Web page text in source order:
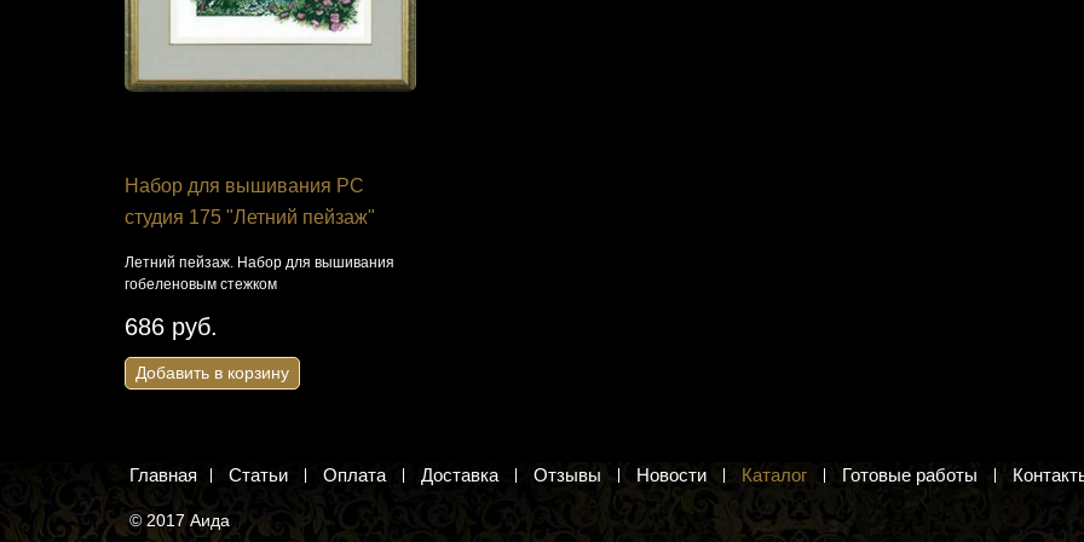
Набор для вышивания РС
студия 175 "Летний пейзаж"
Летний пейзаж. Набор для вышивания
гобеленовым стежком
686 руб.
Добавить в корзину
Главная Статьи Оплата Доставка Отзывы Новости Каталог Готовые работы
© 2017 Аида